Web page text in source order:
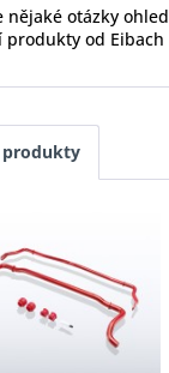
nějaké otázky
produkty od Eibach
produkty